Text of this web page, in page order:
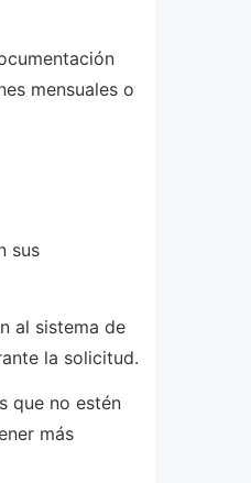
mensuales o
sus
al sistema de
la solicitud.
que no estén
más